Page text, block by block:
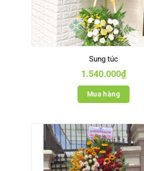
Sung túc
1.540.000₫
Mua hàng